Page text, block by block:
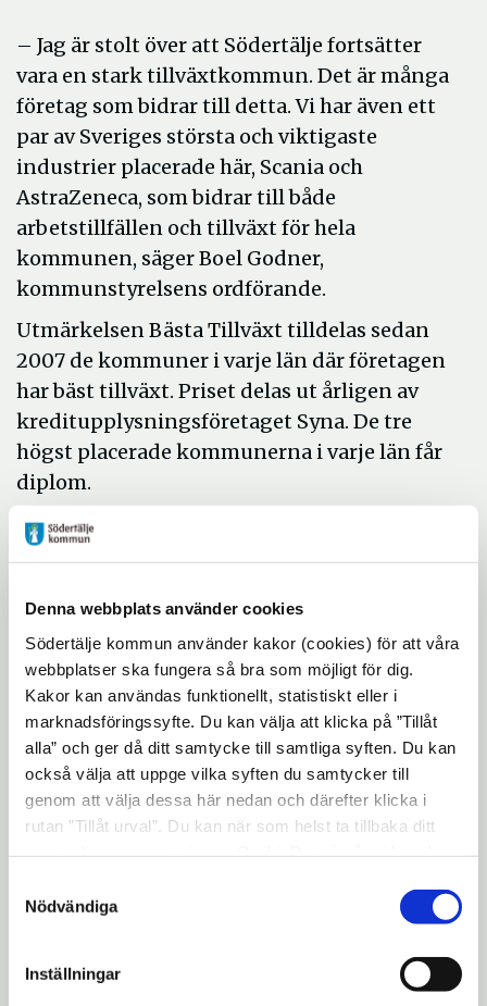
Denna webbplats använder cookies
Södertälje kommun använder kakor (cookies) för att våra
webbplatser ska fungera så bra som möjligt för dig.
Kakor kan användas funktionellt, statistiskt eller i
marknadsföringssyfte. Du kan välja att klicka på ”Tillåt
alla” och ger då ditt samtycke till samtliga syften. Du kan
också välja att uppge vilka syften du samtycker till
genom att välja dessa här nedan och därefter klicka i
rutan ”Tillåt urval”. Du kan när som helst ta tillbaka ditt
"Visa detaljer" kan du läsa om hur kakorna används och
hur vi och våra leverantörer inhämtar och behandlar
Nödvändiga
Inställningar
– Jag är stolt över att Södertälje fortsätter
vara en stark tillväxtkommun. Det är många
företag som bidrar till detta. Vi har även ett
par av Sveriges största och viktigaste
industrier placerade här, Scania och
AstraZeneca, som bidrar till både
arbetstillfällen och tillväxt för hela
kommunen, säger Boel Godner,
kommunstyrelsens ordförande.
Utmärkelsen Bästa Tillväxt tilldelas sedan
2007 de kommuner i varje län där företagen
har bäst tillväxt. Priset delas ut årligen av
kreditupplysningsföretaget Syna. De tre
högst placerade kommunerna i varje län får
diplom.
Södertälje kommun har
klättrat
Södertälje kommun har haft en positiv
utveckling i mätningen de senaste åren och
klättrat från femtonde plats 2021, till
sjunde plats 2022 och nu tredje plats 2023
och 2024. Bästa Tillväxt bygger på siffror
från företagens bokslut, vilket ger
information om hur det faktiskt har gått för
näringslivet i kommunerna.
Södertälje blomstrar, med ökad lönsamhet
och nyanställningar. Detta är ett tecken på
att näringslivet i vår kommun är både